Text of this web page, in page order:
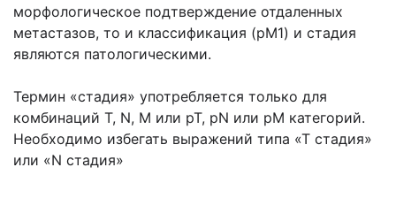
морфологическое подтверждение отдаленных
метастазов, то и классификация (рМ1) и стадия
являются патологическими.
Термин «стадия» употребляется только для
комбинаций Т, N, М или рТ, pN или рМ категорий.
Необходимо избегать выражений типа «Т стадия»
или «N стадия»